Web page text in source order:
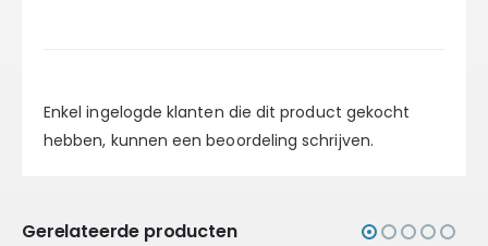
Enkel ingelogde klanten die dit product gekocht
hebben, kunnen een beoordeling schrijven.
Gerelateerde producten